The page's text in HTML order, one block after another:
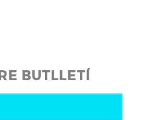
BUTLLETÍ